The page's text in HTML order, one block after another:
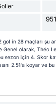
in 28 maçları şu
Genel olarak, Théo
sezon için 4. Skor
2.51'a koyar ve